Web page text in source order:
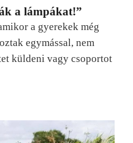
a lámpákat!”
a gyerekek még
egymással, nem
küldeni vagy csoportot